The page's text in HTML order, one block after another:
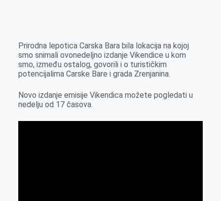
b
o
o
e
n
g
r
e
d
r
s
A
p
l
Prirodna lepotica Carska Bara bila lokacija na kojoj
smo snimali ovonedeljno izdanje Vikendice u kom
smo, između ostalog, govorili i o turističkim
potencijalima Carske Bare i grada Zrenjanina.
Novo izdanje emisije Vikendica možete pogledati u
nedelju od 17 časova.